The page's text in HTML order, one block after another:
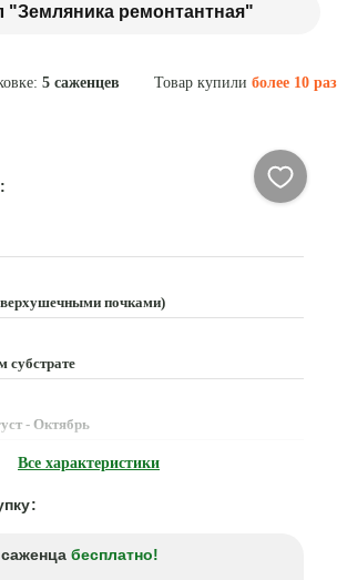
"Земляника ремонтантная"
5 саженцев Товар купили более 10 раз
верхушечными почками)
субстрате
- Октябрь
Все характеристики
бесплатно!